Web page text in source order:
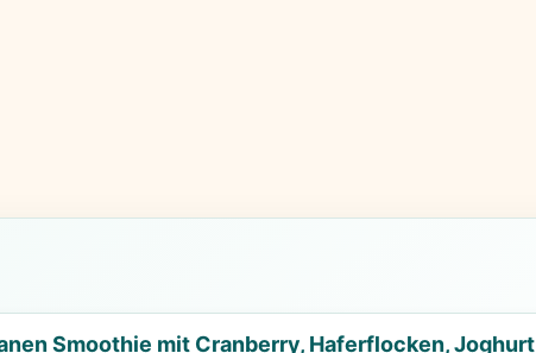
Smoothie mit Cranberry, Haferflocken, Joghurt